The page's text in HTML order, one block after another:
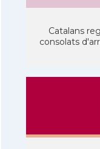
Catalans
consolats